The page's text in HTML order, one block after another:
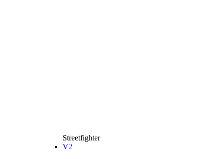
Streetfighter
V2